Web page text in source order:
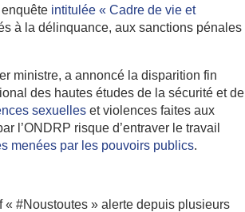
intitulée « Cadre de vie et
à la délinquance, aux sanctions pénales
ministre, a annoncé la disparition fin
des hautes études de la sécurité et de
sexuelles et violences faites aux
l’ONDRP risque d’entraver le travail
menées par les pouvoirs publics.
« #Noustoutes » alerte depuis plusieurs